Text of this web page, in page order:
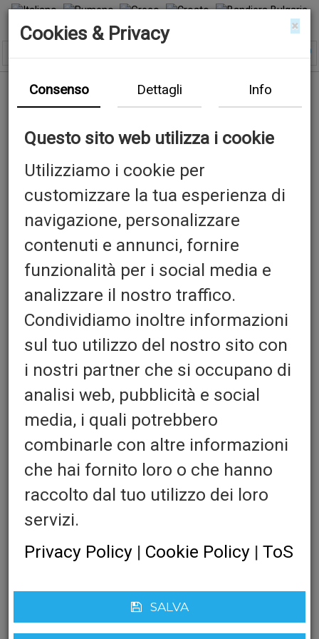
Previous
Armatura
Quantita':
Barra Di Rinforzo:
AGGIUNGI AL CARRELLO
×
Cookies & Privacy
Consenso Dettagli Info
Questo sito web utilizza i cookie
Utilizziamo i cookie per
customizzare la tua esperienza di
navigazione, personalizzare
contenuti e annunci, fornire
funzionalità per i social media e
analizzare il nostro traffico.
Condividiamo inoltre informazioni
sul tuo utilizzo del nostro sito con
i nostri partner che si occupano di
analisi web, pubblicità e social
media, i quali potrebbero
combinarle con altre informazioni
che hai fornito loro o che hanno
raccolto dal tuo utilizzo dei loro
servizi.
Privacy Policy | Cookie Policy |ToS
Cookie obbligatori
SALVA